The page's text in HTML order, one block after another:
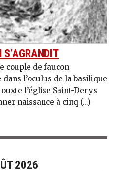
couple de faucon
l’oculus de la basilique
l’église Saint-Denys
naissance à cinq (…)
2026